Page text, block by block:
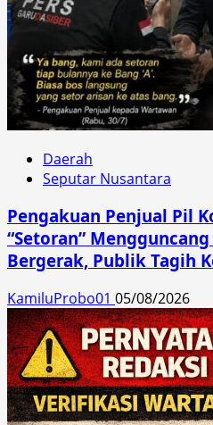
Daerah
Seputar Nusantara
Pengakuan Penjual Pil
“Setoran”
Bergerak, Publik Tagih
KamiluProbo01 05/08/2026